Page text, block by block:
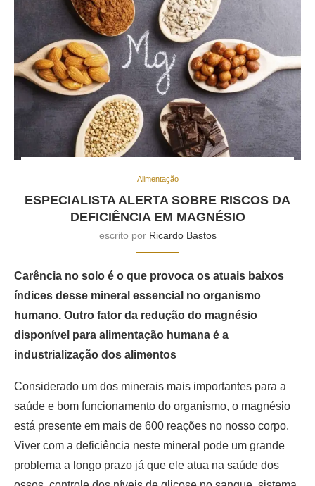
Alimentação
ESPECIALISTA ALERTA SOBRE RISCOS DA
DEFICIÊNCIA EM MAGNÉSIO
escrito por Ricardo Bastos
Carência no solo é o que provoca os atuais baixos
índices desse mineral essencial no organismo
humano. Outro fator da redução do magnésio
disponível para alimentação humana é a
industrialização dos alimentos
Considerado um dos minerais mais importantes para a
saúde e bom funcionamento do organismo, o magnésio
está presente em mais de 600 reações no nosso corpo.
Viver com a deficiência neste mineral pode um grande
problema a longo prazo já que ele atua na saúde dos